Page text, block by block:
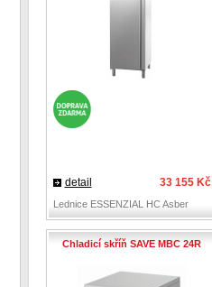
33 155 Kč
detail
Lednice ESSENZIAL HC Asber
Chladicí skříň SAVE MBC 24R